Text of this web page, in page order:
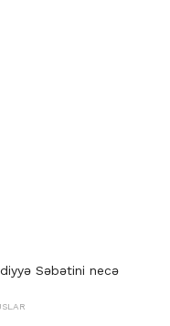
Səbətini necə